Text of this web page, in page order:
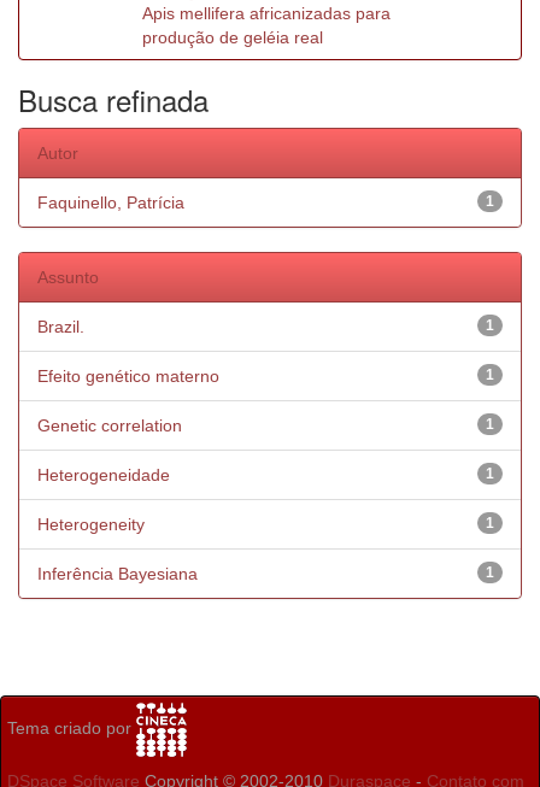
Apis mellifera africanizadas para
produção de geléia real
Busca refinada
Autor
1
Faquinello, Patrícia
Assunto
1
Brazil.
1
Efeito genético materno
1
Genetic correlation
1
Heterogeneidade
1
Heterogeneity
1
Inferência Bayesiana
Tema criado por
DSpace Software Copyright © 2002-2010 Duraspace - Contato com